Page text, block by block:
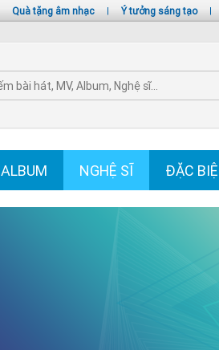
Quà tặng âm nhạc | Ý tưởng sáng tạo |
ALBUM NGHỆ SĨ ĐẶC